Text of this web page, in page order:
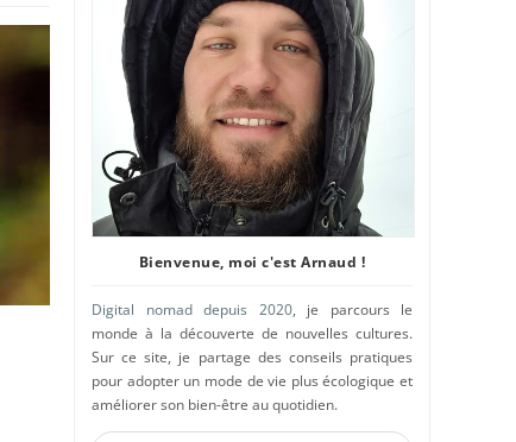
Bienvenue, moi c'est Arnaud !
Digital nomad depuis 2020, je parcours le
monde à la découverte de nouvelles cultures.
Sur ce site, je partage des conseils pratiques
pour adopter un mode de vie plus écologique et
améliorer son bien-être au quotidien.